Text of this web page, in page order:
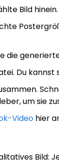
Bild hinein.
die
Du
um sie
Video hier
Bild: